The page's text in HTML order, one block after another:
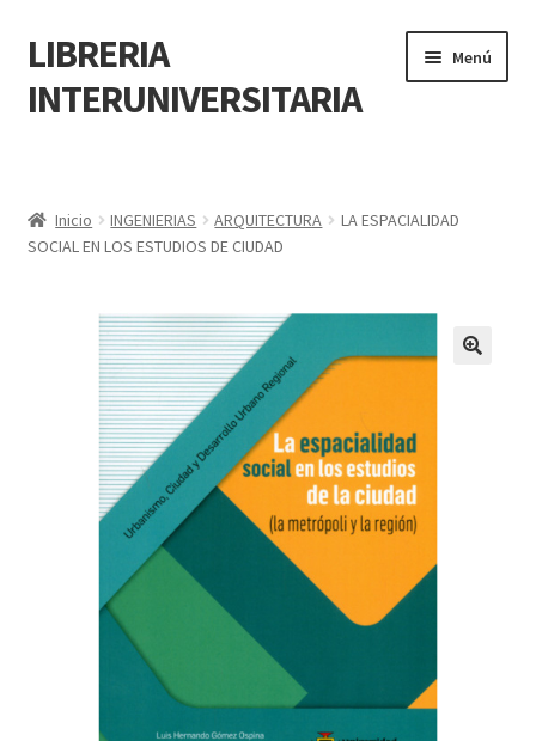
LIBRERIA
INTERUNIVERSITARIA
Menú
Carrito
Finalizar compra
Resumen de compra
Mi cuenta
POLÍTICA DE MANEJO DE INFORMACIÓN Y DATOS
PERSONALES DE CORPORACIÓN INTERUNIVERSITARIA DE
QUIÉNES SOMOS
Inicio INGENIERIAS ARQUITECTURA
LA ESPACIALIDAD
SOCIAL EN LOS ESTUDIOS DE CIUDAD